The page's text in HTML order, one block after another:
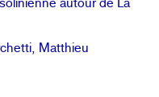
Matthieu